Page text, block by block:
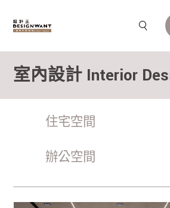
室內設計 Interior
住宅空間
辦公空間